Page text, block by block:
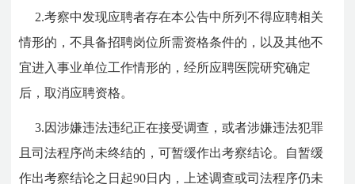
2.考察中发现应聘者存在本公告中所列不得应聘相关
情形的，不具备招聘岗位所需资格条件的，以及其他不
宜进入事业单位工作情形的，经所应聘医院研究确定
后，取消应聘资格。
3.因涉嫌违法违纪正在接受调查，或者涉嫌违法犯罪
且司法程序尚未终结的，可暂缓作出考察结论。自暂缓
作出考察结论之日起90日内，上述调查或司法程序仍未